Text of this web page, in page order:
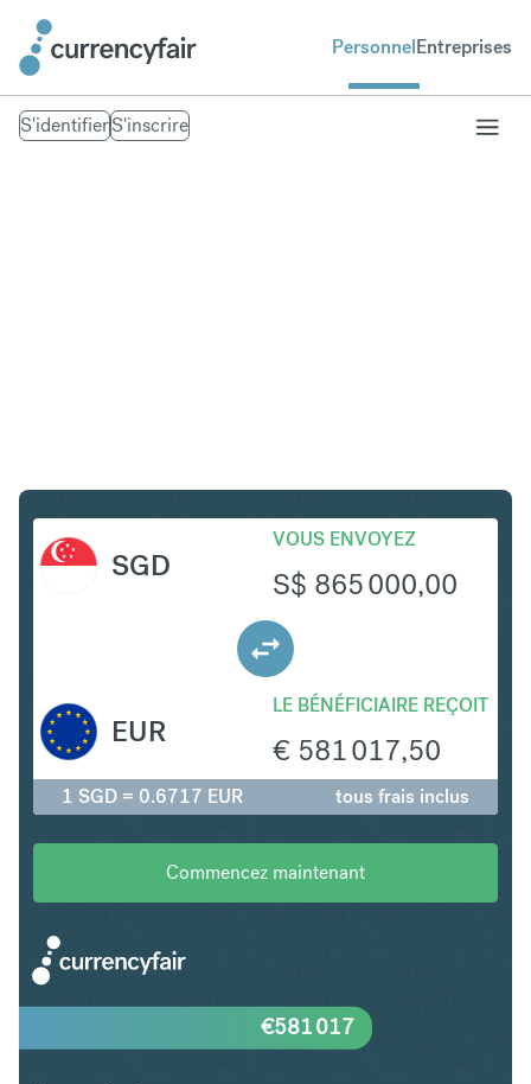
PersonnelEntreprises
S'identifierS'inscrire
SGD
VOUS ENVOYEZ
S$ 865 000,00
LE BÉNÉFICIAIRE REÇOIT
€ 581 017,50
EUR
1 SGD = 0.6717 EUR tous frais inclus
Commencez maintenant
€581 017